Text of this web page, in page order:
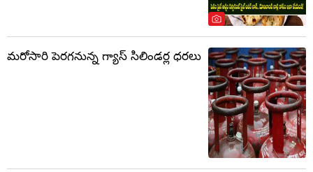
మరోసారి పెరగనున్న గ్యాస్ సిలిండర్ల ధరలు